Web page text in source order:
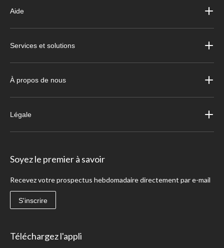
Aide
Services et solutions
À propos de nous
Légale
Soyez le premier à savoir
Recevez votre prospectus hebdomadaire directement par e-mail
S'inscrire
Téléchargez l'appli